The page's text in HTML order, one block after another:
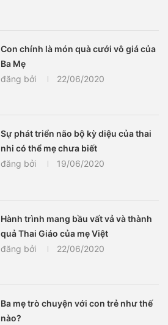
Con chính là món quà cưới vô giá của
Ba Mẹ
đăng bởi
22/06/2020
Sự phát triển não bộ kỳ diệu của thai
nhi có thể mẹ chưa biết
đăng bởi
19/06/2020
Hành trình mang bầu vất vả và thành
quả Thai Giáo của mẹ Việt
đăng bởi
22/06/2020
Ba mẹ trò chuyện với con trẻ như thế
nào?